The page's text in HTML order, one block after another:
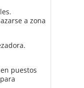
a zona
puestos